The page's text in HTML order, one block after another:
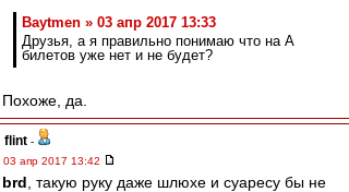
Baytmen » 03 апр 2017 13:33
Друзья, а я правильно понимаю что на А
билетов уже нет и не будет?
Похоже, да.
flint -
03 апр 2017 13:42
brd , такую руку даже шлюхе и суаресу бы не